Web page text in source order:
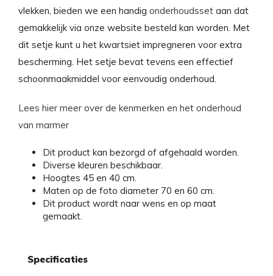
vlekken, bieden we een handig onderhoudsset aan dat
gemakkelijk via onze website besteld kan worden. Met
dit setje kunt u het kwartsiet impregneren voor extra
bescherming. Het setje bevat tevens een effectief
schoonmaakmiddel voor eenvoudig onderhoud.
Lees hier meer over de kenmerken en het onderhoud
van marmer
Dit product kan bezorgd of afgehaald worden.
Diverse kleuren beschikbaar.
Hoogtes 45 en 40 cm.
Maten op de foto diameter 70 en 60 cm.
Dit product wordt naar wens en op maat
gemaakt.
Specificaties